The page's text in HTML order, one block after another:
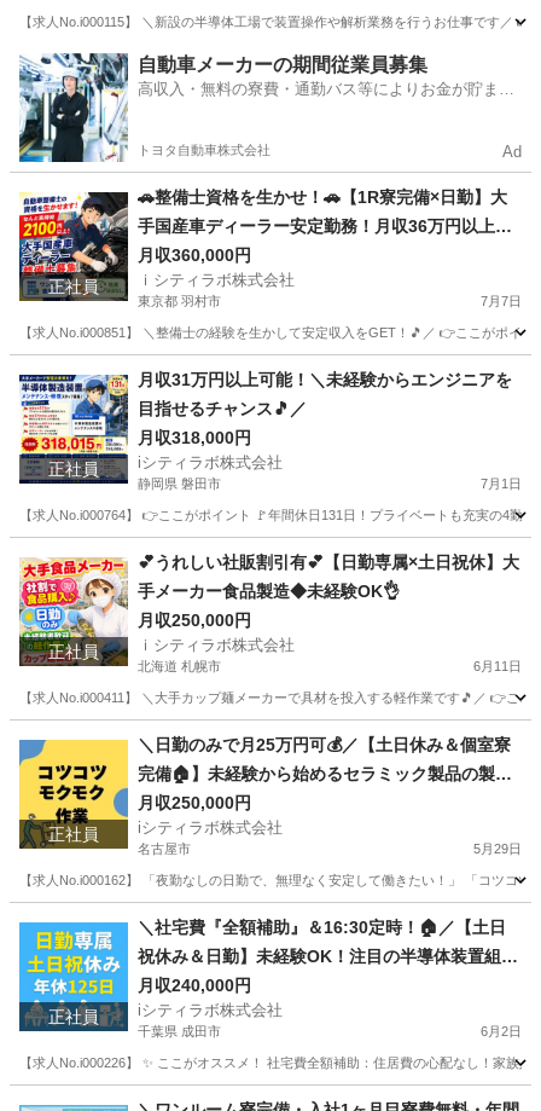
【求人No.i000115】 ＼新設の半導体工場で装置操作や解析業務を行うお仕事です／
北海道 苫小牧市 その他
自動車メーカーの期間従業員募集
高収入・無料の寮費・通勤バス等によりお金が貯まり
トヨタ自動車株式会社 Ad
正社員
🚗整備士資格を生かせ！🚗【1R寮完備×日勤】大
手国産車ディーラー安定勤務！月収36万円以上
可！
月収360,000円
ｉシティラボ株式会社
東京都 羽村市 7月7日
【求人No.i000851】 ＼整備士の経験を生かして安定収入をGET！🎵／ 👉ここがポイ
その他 ディーラー
正社員
月収31万円以上可能！＼未経験からエンジニアを
目指せるチャンス🎵／
月収318,000円
iシティラボ株式会社
静岡県 磐田市 7月1日
【求人No.i000764】 👉ここがポイント 🚩年間休日131日！プライベートも充実の4
半導体 未経験
正社員
💕うれしい社販割引有💕【日勤専属×土日祝休】大
手メーカー食品製造◆未経験OK👌
月収250,000円
ｉシティラボ株式会社
北海道 札幌市 6月11日
【求人No.i000411】 ＼大手カップ麺メーカーで具材を投入する軽作業です🎵／ 👉こ
その他 未経験
正社員
＼日勤のみで月25万円可💰／【土日休み＆個室寮
完備🏠】未経験から始めるセラミック製品の製
造・検品スタッフ✨
月収250,000円
iシティラボ株式会社
名古屋市 5月29日
【求人No.i000162】 「夜勤なしの日勤で、無理なく安定して働きたい！」 「コツコ
その他 未経験
正社員
＼社宅費『全額補助』＆16:30定時！🏠／【土日
祝休み＆日勤】未経験OK！注目の半導体装置組立
スタッフ募集✨
月収240,000円
iシティラボ株式会社
千葉県 成田市 6月2日
【求人No.i000226】 ✨ ここがオススメ！ 社宅費全額補助：住居費の心配なし！家族
未経験